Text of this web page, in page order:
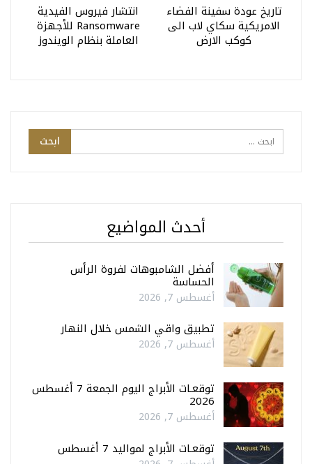
تاريخ عودة سفينة الفضاء
الامريكية سكاي لاب الى
كوكب الارض
انتشار فيروس الفيدية
Ransomware للأجهزة
العاملة بنظام الويندوز
أحدث المواضيع
أفضل الشامبوهات لفروة الرأس
الحساسة
أغسطس 7, 2026
تطبيق واقي الشمس خلال النهار
أغسطس 7, 2026
توقعـات الأبراج اليوم الجمعة 7 أغسطس
2026
أغسطس 7, 2026
توقعـات الأبراج لمواليد 7 أغسطس